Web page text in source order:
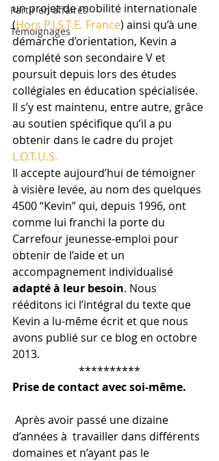
Partir en affaires
Témoignages
un projet de mobilité internationale
(Hors P.I.S.T.E. France) ainsi qu’à une
démarche d’orientation, Kevin a
complété son secondaire V et
poursuit depuis lors des études
collégiales en éducation spécialisée.
Il s’y est maintenu, entre autre, grâce
au soutien spécifique qu’il a pu
obtenir dans le cadre du projet
L.O.T.U.S.
Il accepte aujourd’hui de témoigner
à visière levée, au nom des quelques
4500 “Kevin” qui, depuis 1996, ont
comme lui franchi la porte du
Carrefour jeunesse-emploi pour
obtenir de l’aide et un
accompagnement individualisé
adapté à leur besoin. Nous
rééditons ici l’intégral du texte que
Kevin a lu-même écrit et que nous
avons publié sur ce blog en octobre
2013.
**********
Prise de contact avec soi-même.
d’années à  travailler dans différents
domaines et n’ayant pas le